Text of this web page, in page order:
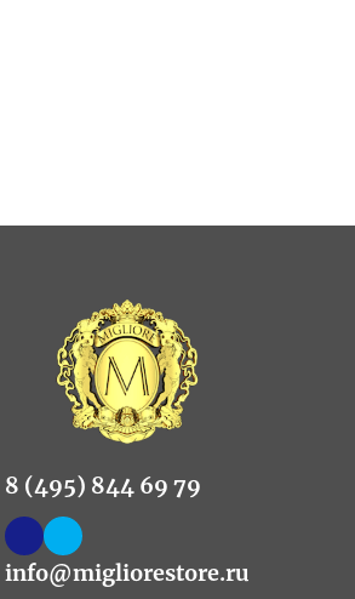
8 (495) 844 69 79
info@migliorestore.ru